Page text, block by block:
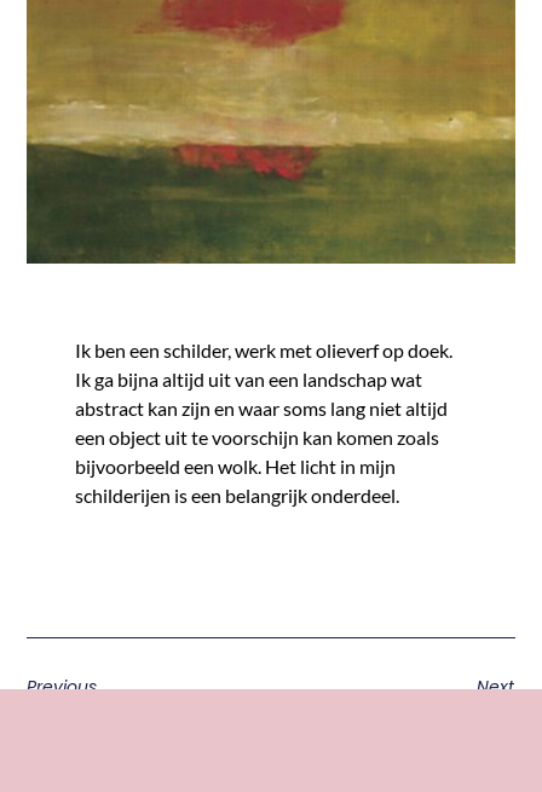
Ik ben een schilder, werk met olieverf op doek.
Ik ga bijna altijd uit van een landschap wat
abstract kan zijn en waar soms lang niet altijd
een object uit te voorschijn kan komen zoals
bijvoorbeeld een wolk. Het licht in mijn
schilderijen is een belangrijk onderdeel.
Previous Next